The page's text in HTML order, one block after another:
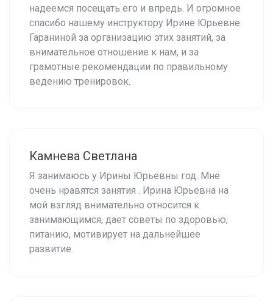
надеемся посещать его и впредь. И огромное
спасибо нашему инструктору Ирине Юрьевне
Гараниной за организацию этих занятий, за
внимательное отношение к нам, и за
грамотные рекомендации по правильному
ведению тренировок.
Камнева Светлана
Я занимаюсь у Ирины Юрьевны год. Мне
очень нравятся занятия . Ирина Юрьевна на
мой взгляд внимательно относится к
занимающимся, дает советы по здоровью,
питанию, мотивирует на дальнейшее
развитие.